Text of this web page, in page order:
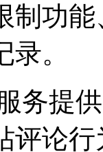
制功
。
务提
评论